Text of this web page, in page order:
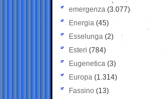
emergenza (3.077)
Energia (45)
Esselunga (2)
Esteri (784)
Eugenetica (3)
Europa (1.314)
Fassino (13)